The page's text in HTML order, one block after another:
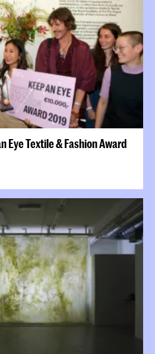
Eye Textile & Fashion Award